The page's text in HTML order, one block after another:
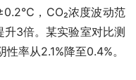
，CO₂浓度波动范
3倍。某实验室对比测
率从2.1%降至0.4%。